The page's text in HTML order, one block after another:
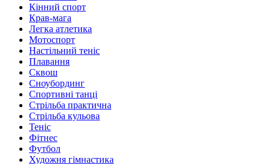
Кінний спорт
Крав-мага
Легка атлетика
Мотоспорт
Настільний теніс
Плавання
Сквош
Сноубординг
Спортивні танці
Стрільба практична
Стрільба кульова
Теніс
Фітнес
Футбол
Художня гімнастика